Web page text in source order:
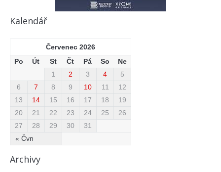
Kalendář
Červenec 2026
Po
Út St Čt Pá So Ne
« Čvn
1 2 3 4
5
6
7 8 9 10 11
12
13
14 15 16 17 18
19
20
21 22 23 24 25
26
27
28 29 30 31
Archivy